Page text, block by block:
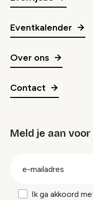
Eventkalender
Over ons
Contact
Meld je aan
Ik ga akkoord